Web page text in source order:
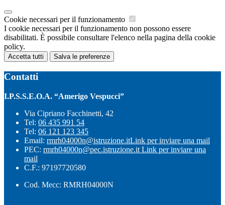
Cookie necessari per il funzionamento
I cookie necessari per il funzionamento non possono essere
disabilitati. È possibile consultare l'elenco nella pagina della cookie
policy.
Accetta tutti Salva le preferenze
Contatti
I.P.S.S.E.O.A. “Amerigo Vespucci”
Via Cipriano Facchinetti, 42
Tel: 06 435 991 54
Tel: 06 121 123 345
Email: rmrh04000n@istruzione.itLink per inviare una mail
PEC: rmrh04000n@pec.istruzione.it Link per inviare una
mail
C.F.: 97197720580
Cod. Mecc: RMRH04000N